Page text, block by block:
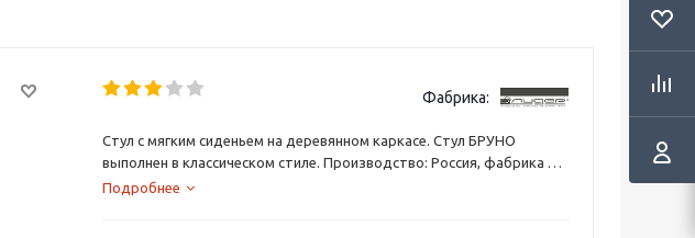
Фабрика:
Стул с мягким сиденьем на деревянном каркасе. Стул БРУНО
выполнен в классическом стиле. Производство: Россия, фабрика —
Лидер.
Подробнее